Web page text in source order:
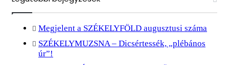
Megjelent a SZÉKELYFÖLD augusztusi száma
SZÉKELYMUZSNA – Dicsértessék, „plébános
úr”!